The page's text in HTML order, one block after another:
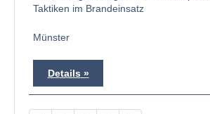
Taktiken im Brandeinsatz
Münster
Details